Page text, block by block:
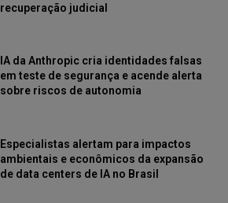
recuperação judicial
IA da Anthropic cria identidades falsas
em teste de segurança e acende alerta
sobre riscos de autonomia
Especialistas alertam para impactos
ambientais e econômicos da expansão
de data centers de IA no Brasil